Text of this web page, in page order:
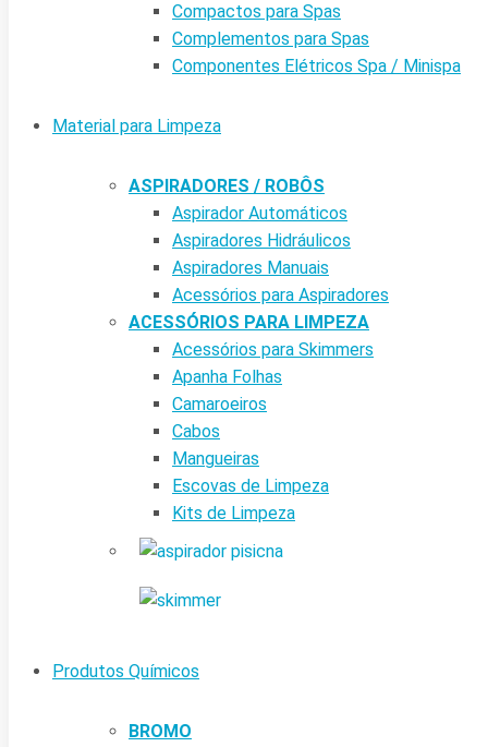
Compactos para Spas
Complementos para Spas
Componentes Elétricos Spa / Minispa
Material para Limpeza
ASPIRADORES / ROBÔS
Aspirador Automáticos
Aspiradores Hidráulicos
Aspiradores Manuais
Acessórios para Aspiradores
ACESSÓRIOS PARA LIMPEZA
Acessórios para Skimmers
Apanha Folhas
Camaroeiros
Cabos
Mangueiras
Escovas de Limpeza
Kits de Limpeza
Produtos Químicos
BROMO